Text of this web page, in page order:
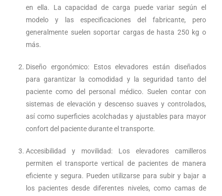
en ella. La capacidad de carga puede variar según el
modelo y las especificaciones del fabricante, pero
generalmente suelen soportar cargas de hasta 250 kg o
más.
Diseño ergonómico: Estos elevadores están diseñados
para garantizar la comodidad y la seguridad tanto del
paciente como del personal médico. Suelen contar con
sistemas de elevación y descenso suaves y controlados,
así como superficies acolchadas y ajustables para mayor
confort del paciente durante el transporte.
Accesibilidad y movilidad: Los elevadores camilleros
permiten el transporte vertical de pacientes de manera
eficiente y segura. Pueden utilizarse para subir y bajar a
los pacientes desde diferentes niveles, como camas de